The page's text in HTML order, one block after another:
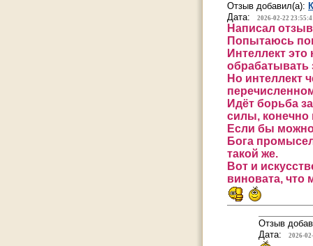
Отзыв добавил(а):
Дата:
2026-02-22
Написал
Попытаюсь
Интеллект
обрабатывать
Но интеллект
Идёт борьба
силы,
Если бы можно
Бога
такой же.
Вот и
виновата, что
Отзыв
Дата:
2026-